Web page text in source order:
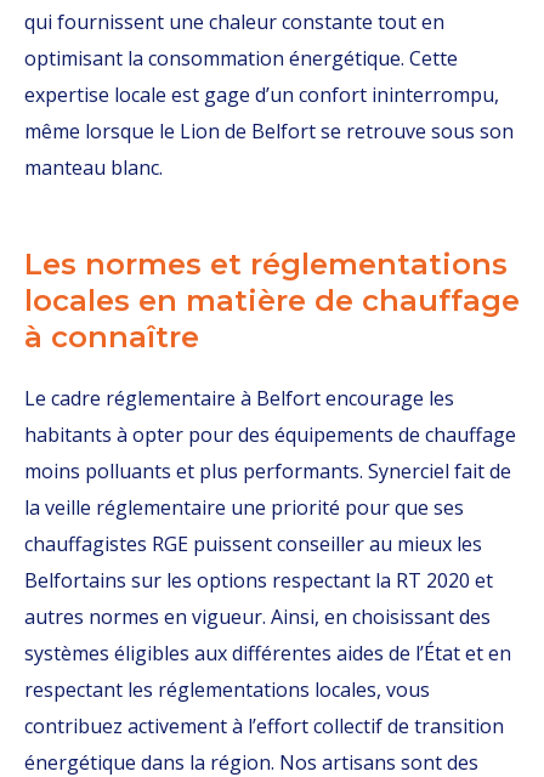
qui fournissent une chaleur constante tout en
optimisant la consommation énergétique. Cette
expertise locale est gage d’un confort ininterrompu,
même lorsque le Lion de Belfort se retrouve sous son
manteau blanc.
Les normes et réglementations
locales en matière de chauffage
à connaître
Le cadre réglementaire à Belfort encourage les
habitants à opter pour des équipements de chauffage
moins polluants et plus performants. Synerciel fait de
la veille réglementaire une priorité pour que ses
chauffagistes RGE puissent conseiller au mieux les
Belfortains sur les options respectant la RT 2020 et
autres normes en vigueur. Ainsi, en choisissant des
systèmes éligibles aux différentes aides de l’État et en
respectant les réglementations locales, vous
contribuez activement à l’effort collectif de transition
énergétique dans la région. Nos artisans sont des